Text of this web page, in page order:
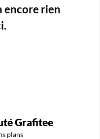
encore rien
Grafitee
plans